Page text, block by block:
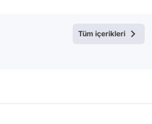
Tüm içerikleri